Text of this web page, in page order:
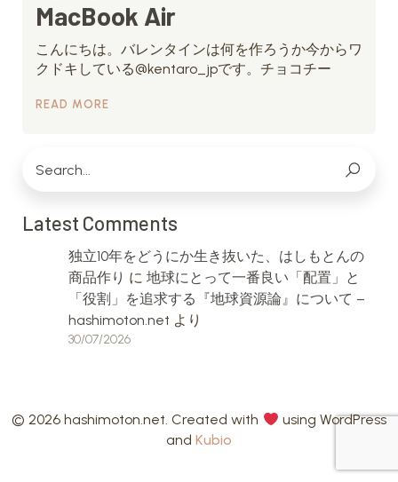
MacBook Air
こんにちは。バレンタインは何を作ろうか今からワ
クドキしている@kentaro_jpです。チョコチー
READ MORE
Latest Comments
独立10年をどうにか生き抜いた、はしもとんの
商品作り に 地球にとって一番良い「配置」と
「役割」を追求する『地球資源論』について –
hashimoton.net より
30/07/2026
© 2026 hashimoton.net. Created with
using WordPress
and Kubio